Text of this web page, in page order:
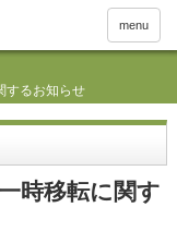
menu
するお知らせ
時移転に関す